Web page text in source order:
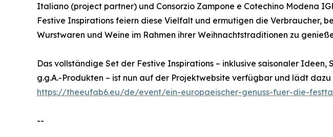
Italiano (project partner) und Consorzio Zampone e Cotechino Modena
Festive Inspirations feiern diese Vielfalt und ermutigen die Verbraucher,
Wurstwaren und Weine im Rahmen ihrer Weihnachtstraditionen zu
Das vollständige Set der Festive Inspirations – inklusive saisonaler
g.g.A.-Produkten – ist nun auf der Projektwebsite verfügbar und lädt
https://theeufab6.eu/de/event/ein-europaeischer-genuss-fuer-die-
--